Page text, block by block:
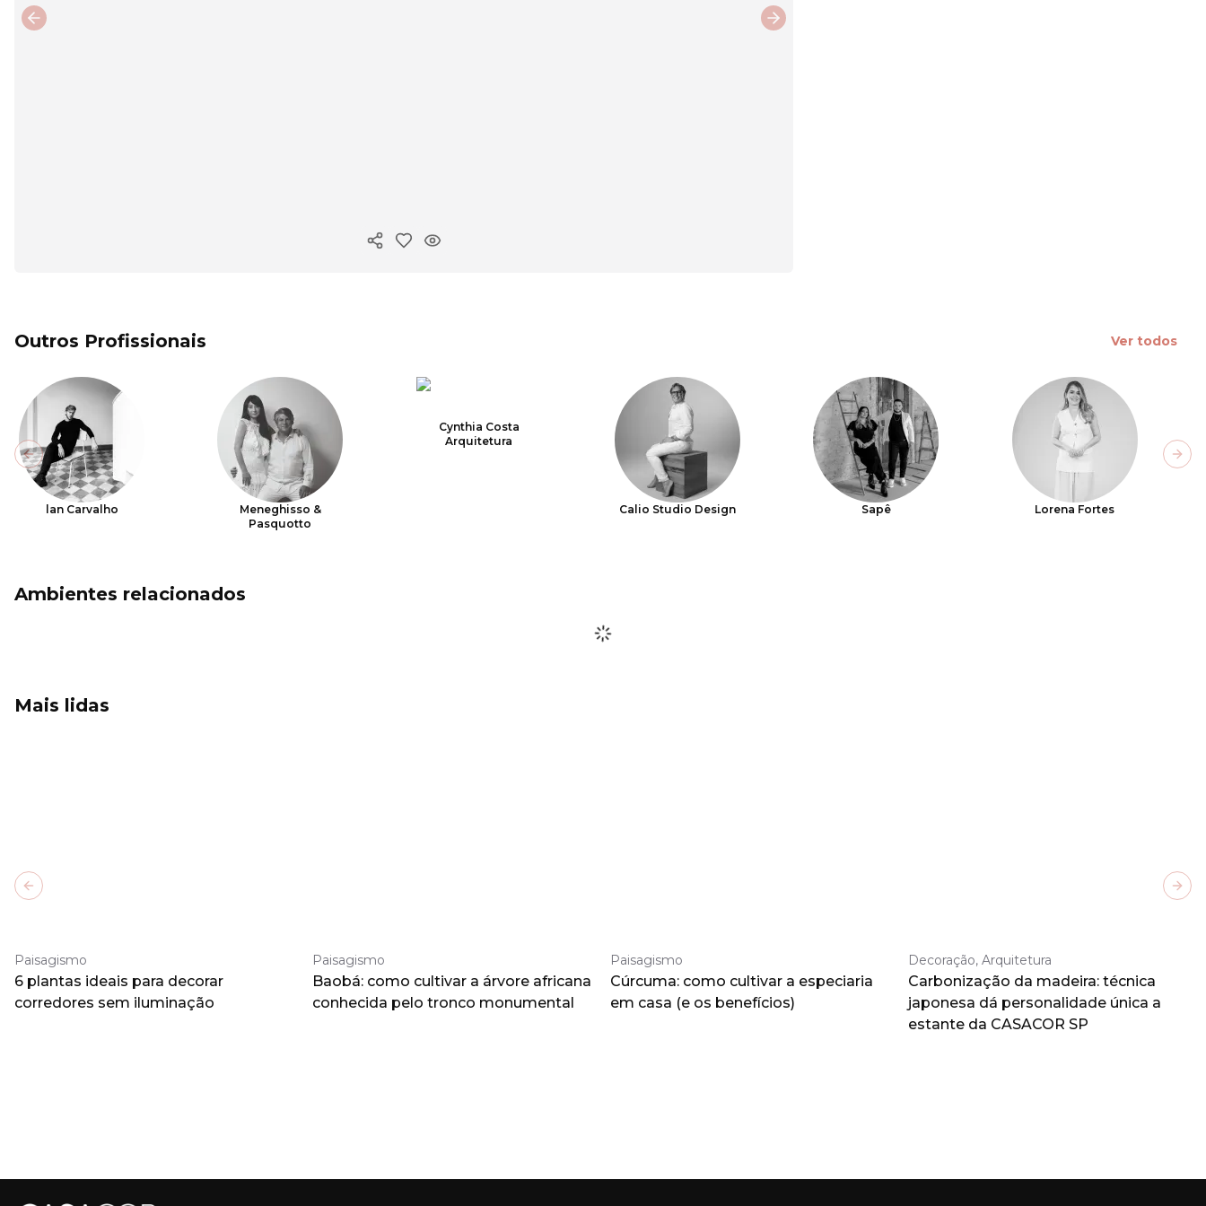
Copiar link
Previous slide Next slide
Outros Profissionais Ver todos
lan Carvalho
Meneghisso &
Pasquotto
Cynthia Costa
Arquitetura
Calio Studio Design Sapê Lorena Fortes
Previous slide
Ambientes relacionados
Mais lidas
Paisagismo
6 plantas ideais para decorar
corredores sem iluminação
Paisagismo
Baobá: como cultivar a árvore africana
conhecida pelo tronco monumental
Paisagismo
Cúrcuma: como cultivar a especiaria
em casa (e os benefícios)
Decoração, Arquitetura
Carbonização da madeira: técnica
japonesa dá personalidade única a
estante da CASACOR SP
Previous slide